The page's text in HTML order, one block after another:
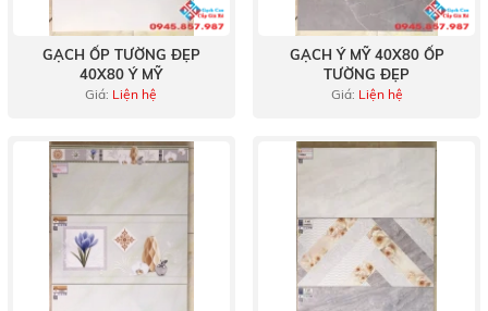
GẠCH ỐP TƯỜNG ĐẸP
40X80 Ý MỸ
Giá: Liện hệ
GẠCH Ý MỸ 40X80 ỐP
TƯỜNG ĐẸP
Giá: Liện hệ